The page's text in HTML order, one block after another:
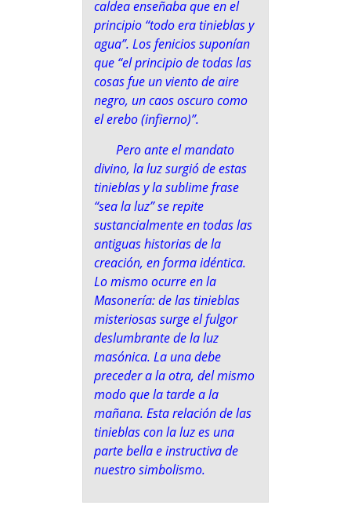
caldea enseñaba que en el
principio “todo era tinieblas y
agua”. Los fenicios suponían
que “el principio de todas las
cosas fue un viento de aire
negro, un caos oscuro como
el erebo (infierno)”.
Pero ante el mandato
divino, la luz surgió de estas
tinieblas y la sublime frase
“sea la luz” se repite
sustancialmente en todas las
antiguas historias de la
creación, en forma idéntica.
Lo mismo ocurre en la
Masonería: de las tinieblas
misteriosas surge el fulgor
deslumbrante de la luz
masónica. La una debe
preceder a la otra, del mismo
modo que la tarde a la
mañana. Esta relación de las
tinieblas con la luz es una
parte bella e instructiva de
nuestro simbolismo.